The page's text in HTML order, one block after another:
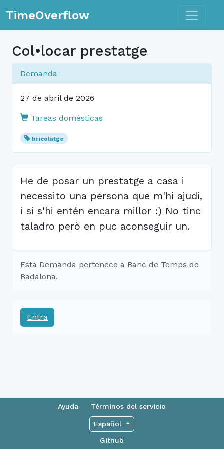
TimeOverflow Toggle
Col•locar prestatge
Demanda
27 de abril de 2026
Tareas domésticas
bricolatge
He de posar un prestatge a casa i
necessito una persona que m'hi ajudi,
i si s'hi entén encara millor :) No tinc
taladro però en puc aconseguir un.
Esta Demanda pertenece a Banc de Temps de
Badalona.
Entra
Ayuda Términos del servicio
Español
Github